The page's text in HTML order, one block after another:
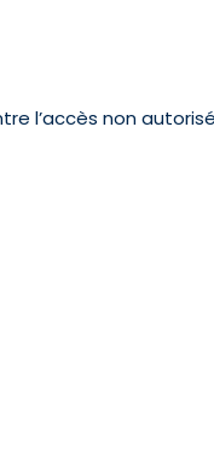
l’accès non